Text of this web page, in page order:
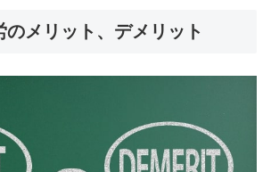
のメリット、デメリット